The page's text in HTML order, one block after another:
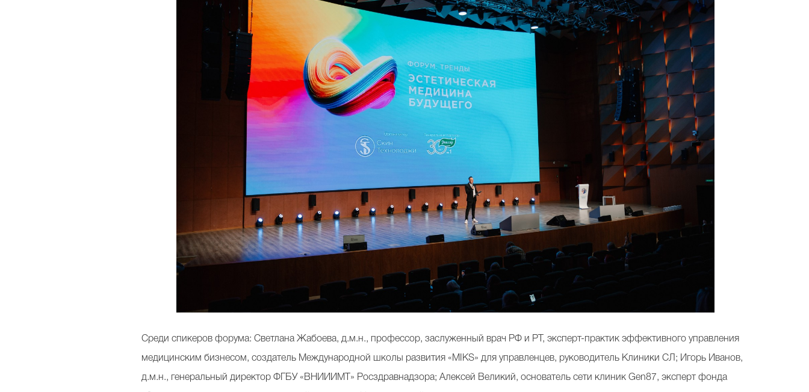
Среди спикеров форума: Светлана Жабоева, д.м.н., профессор, заслуженный врач РФ и РТ, эксперт-практик эффективного управления
медицинским бизнесом, создатель Международной школы развития «MIKS» для управленцев, руководитель Клиники СЛ; Игорь Иванов,
д.м.н., генеральный директор ФГБУ «ВНИИИМТ» Росздравнадзора; Алексей Великий, основатель сети клиник Gen87, эксперт фонда